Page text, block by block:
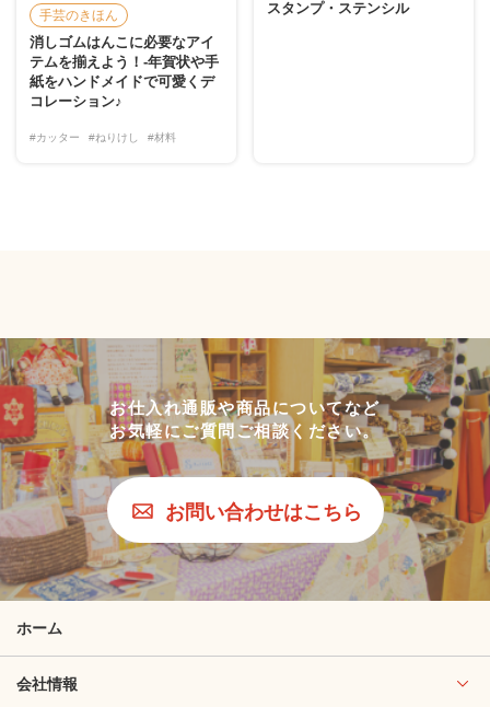
手芸のきほん
消しゴムはんこに必要なアイ
テムを揃えよう！-年賀状や手
紙をハンドメイドで可愛くデ
コレーション♪
#カッター #ねりけし #材料
スタンプ・ステンシル
お仕入れ通販や商品についてなど
お気軽にご質問ご相談ください。
お問い合わせはこちら
ホーム
会社情報